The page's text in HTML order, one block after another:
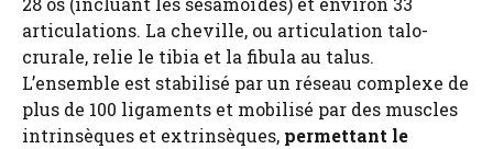
articulations. La cheville, ou articulation talo-
crurale, relie le tibia et la fibula au talus.
L’ensemble est stabilisé par un réseau complexe de
plus de 100 ligaments et mobilisé par des muscles
intrinsèques et extrinsèques, permettant le